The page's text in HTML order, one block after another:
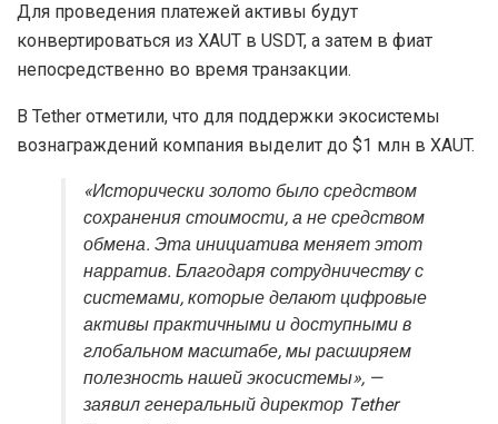
Для проведения платежей активы будут
конвертироваться из XAUT в USDT, а затем в фиат
непосредственно во время транзакции.
В Tether отметили, что для поддержки экосистемы
вознаграждений компания выделит до $1 млн в XAUT.
«Исторически золото было средством
сохранения стоимости, а не средством
обмена. Эта инициатива меняет этот
нарратив. Благодаря сотрудничеству с
системами, которые делают цифровые
активы практичными и доступными в
глобальном масштабе, мы расширяем
полезность нашей экосистемы», —
заявил генеральный директор Tether